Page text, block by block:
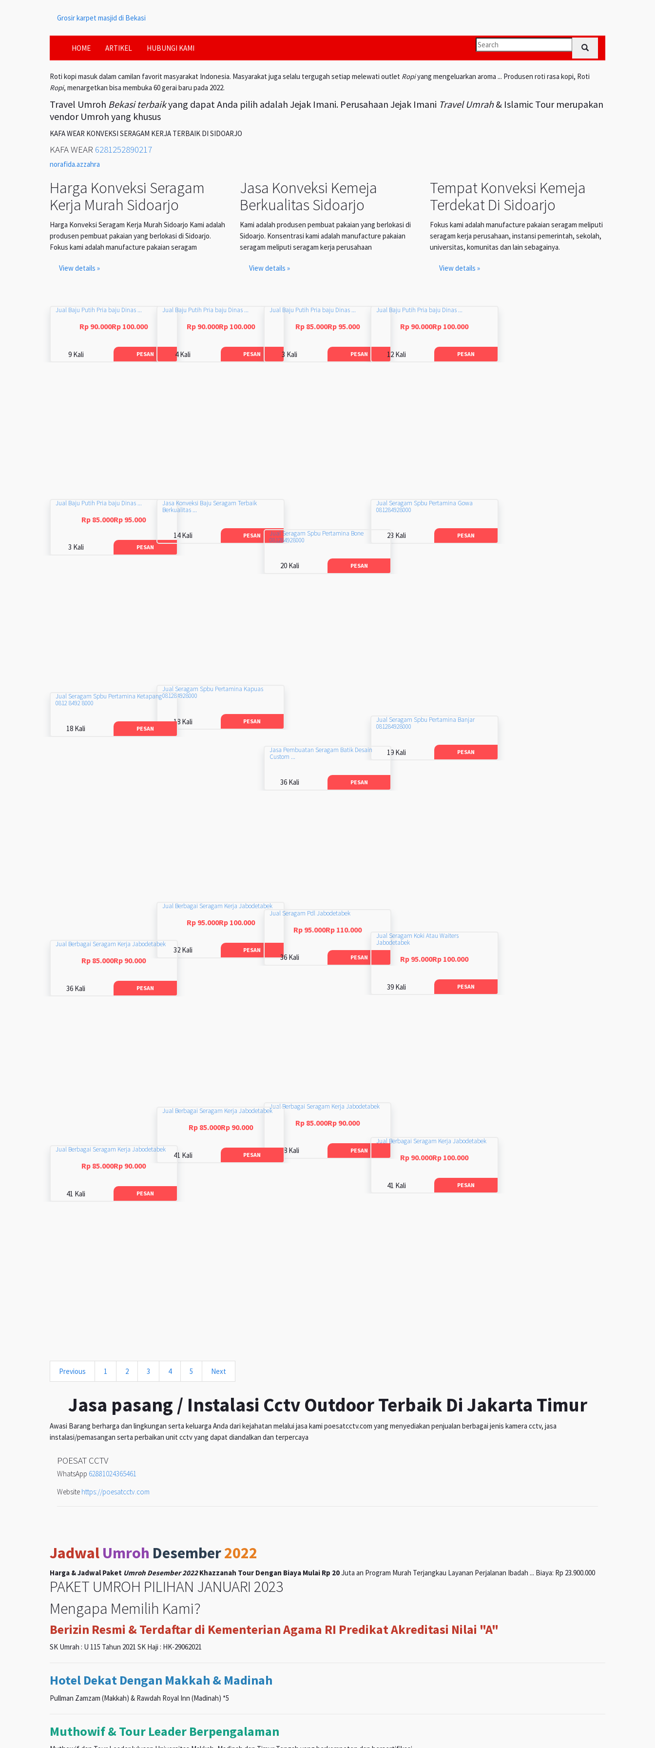
Grosir karpet masjid di Bekasi
HOME ARTIKEL HUBUNGI KAMI
Roti kopi masuk dalam camilan favorit masyarakat Indonesia. Masyarakat juga selalu tergugah setiap melewati outlet Ropiyang mengeluarkan aroma ... Produsen roti rasa kopi, Roti
Ropi, menargetkan bisa membuka 60 gerai baru pada 2022.
Travel Umroh Bekasi terbaikyang dapat Anda pilih adalah Jejak Imani. Perusahaan Jejak Imani Travel Umrah& Islamic Tour merupakan
vendor Umroh yang khusus
KAFA WEAR KONVEKSI SERAGAM KERJA TERBAIK DI SIDOARJO
KAFA WEAR 6281252890217
norafida.azzahra
Harga Konveksi Seragam
Kerja Murah Sidoarjo
Harga Konveksi Seragam Kerja Murah Sidoarjo Kami adalah
produsen pembuat pakaian yang berlokasi di Sidoarjo.
Fokus kami adalah manufacture pakaian seragam
View details »
Jasa Konveksi Kemeja
Berkualitas Sidoarjo
Kami adalah produsen pembuat pakaian yang berlokasi di
Sidoarjo. Konsentrasi kami adalah manufacture pakaian
seragam meliputi seragam kerja perusahaan
View details »
Tempat Konveksi Kemeja
Terdekat Di Sidoarjo
Fokus kami adalah manufacture pakaian seragam meliputi
seragam kerja perusahaan, instansi pemerintah, sekolah,
universitas, komunitas dan lain sebagainya.
View details »
Jual Baju Putih Pria baju Dinas ...
Rp 90.000Rp 100.000
9 Kali PESAN
Jual Baju Putih Pria baju Dinas ...
Rp 90.000Rp 100.000
4 Kali PESAN
Jual Baju Putih Pria baju Dinas ...
Rp 85.000Rp 95.000
3 Kali PESAN
Jual Baju Putih Pria baju Dinas ...
Rp 90.000Rp 100.000
12 Kali PESAN
Jual Baju Putih Pria baju Dinas ...
Rp 85.000Rp 95.000
3 Kali PESAN
Jasa Konveksi Baju Seragam Terbaik
Berkualitas ...
14 Kali PESAN
Jual Seragam Spbu Pertamina Gowa
081284928000
23 Kali PESAN
Jual Seragam Spbu Pertamina Bone
081284928000
20 Kali PESAN
Jual Seragam Spbu Pertamina Kapuas
081284928000
18 Kali PESAN
Jual Seragam Spbu Pertamina Ketapang
0812 8492 8000
18 Kali PESAN
Jual Seragam Spbu Pertamina Banjar
081284928000
19 Kali PESAN
Jasa Pembuatan Seragam Batik Desain
Custom ...
36 Kali PESAN
Jual Berbagai Seragam Kerja Jabodetabek
Rp 95.000Rp 100.000
32 Kali PESAN
Jual Seragam Pdl Jabodetabek
Rp 95.000Rp 110.000
36 Kali PESAN
Jual Seragam Koki Atau Waiters
Jabodetabek
Rp 95.000Rp 100.000
39 Kali PESAN
Jual Berbagai Seragam Kerja Jabodetabek
Rp 85.000Rp 90.000
36 Kali PESAN
Jual Berbagai Seragam Kerja Jabodetabek
Rp 85.000Rp 90.000
48 Kali PESAN
Jual Berbagai Seragam Kerja Jabodetabek
Rp 85.000Rp 90.000
41 Kali PESAN
Jual Berbagai Seragam Kerja Jabodetabek
Rp 90.000Rp 100.000
41 Kali PESAN
Jual Berbagai Seragam Kerja Jabodetabek
Rp 85.000Rp 90.000
41 Kali PESAN
Previous 1 2 3 4 5 Next
Jasa pasang / Instalasi Cctv Outdoor Terbaik Di Jakarta Timur
Awasi Barang berharga dan lingkungan serta keluarga Anda dari kejahatan melalui jasa kami poesatcctv.com yang menyediakan penjualan berbagai jenis kamera cctv, jasa
instalasi/pemasangan serta perbaikan unit cctv yang dapat diandalkan dan terpercaya
POESAT CCTV
WhatsApp 62881024365461
Website https://poesatcctv.com
Jadwal Umroh Desember2022
Harga & Jadwal Paket Umroh Desember 2022Khazzanah Tour Dengan Biaya Mulai Rp 20Juta an Program Murah Terjangkau Layanan Perjalanan Ibadah ... Biaya: Rp 23.900.000
PAKET UMROH PILIHAN JANUARI 2023
Mengapa Memilih Kami?
Berizin Resmi & Terdaftar di Kementerian Agama RI Predikat Akreditasi Nilai "A"
SK Umrah : U 115 Tahun 2021 SK Haji : HK-29062021
Hotel Dekat Dengan Makkah & Madinah
Pullman Zamzam (Makkah) & Rawdah Royal Inn (Madinah) *5
Muthowif & Tour Leader Berpengalaman